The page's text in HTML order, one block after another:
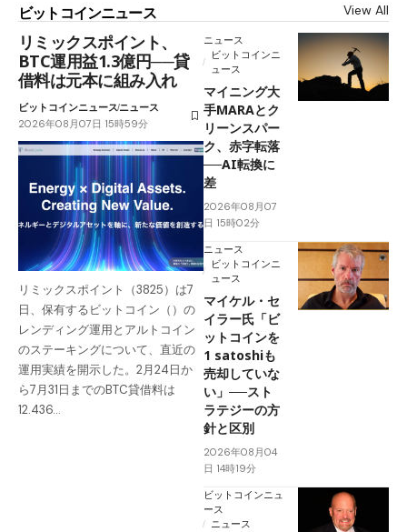
ビットコインニュース View All
リミックスポイント、
BTC運用益1.3億円──貸
借料は元本に組み入れ
ビットコインニュースニュース
2026年08月07日 15時59分
リミックスポイント（3825）は7
日、保有するビットコイン（）の
レンディング運用とアルトコイン
のステーキングについて、直近の
運用実績を開示した。2月24日か
ら7月31日までのBTC貸借料は
12.436…
ニュース
ビットコインニ
ュース
マイニング大
手MARAとク
リーンスパー
ク、赤字転落
──AI転換に
差
2026年08月07
日 15時02分
ニュース
ビットコインニ
ュース
マイケル・セ
イラー氏「ビ
ットコインを
1 satoshiも
売却していな
い」──スト
ラテジーの方
針と区別
2026年08月04
日 14時19分
ビットコインニュ
ース
ニュース